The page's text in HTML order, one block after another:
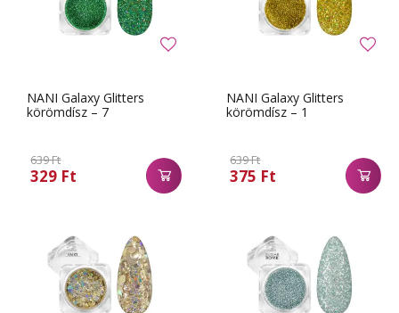
NANI Galaxy Glitters
körömdísz – 7
639 Ft
329 Ft
NANI Galaxy Glitters
körömdísz – 1
639 Ft
375 Ft